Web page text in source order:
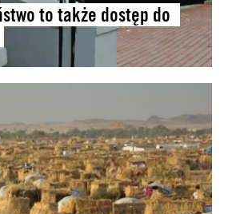
to także dostęp do